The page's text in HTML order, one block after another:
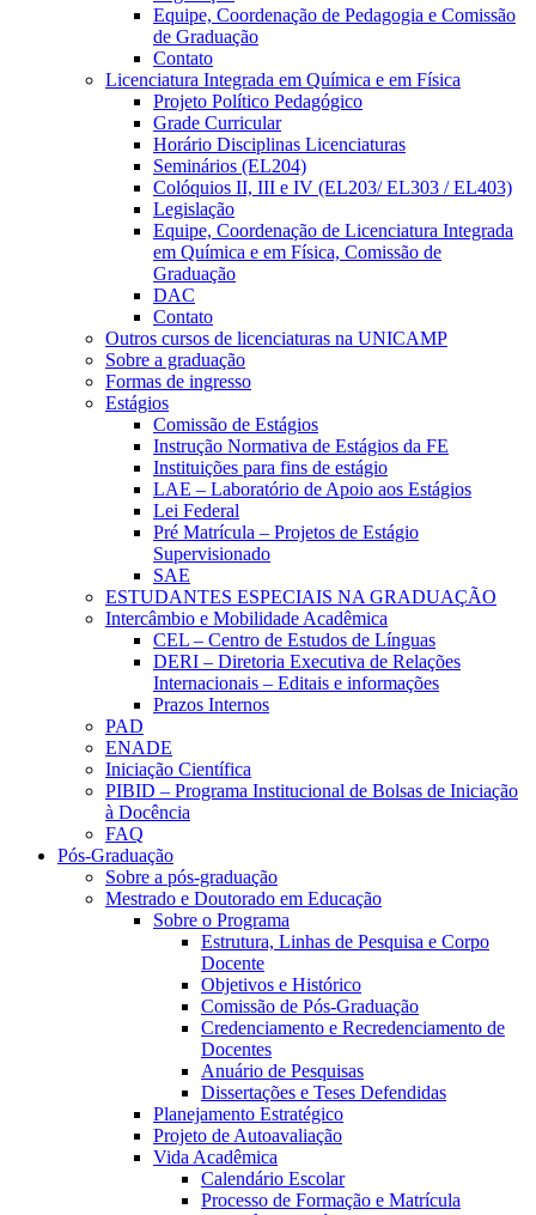
Equipe, Coordenação de Pedagogia e Comissão
de Graduação
Contato
Licenciatura Integrada em Química e em Física
Projeto Político Pedagógico
Grade Curricular
Horário Disciplinas Licenciaturas
Seminários (EL204)
Colóquios II, III e IV (EL203/ EL303 / EL403)
Legislação
Equipe, Coordenação de Licenciatura Integrada
em Química e em Física, Comissão de
Graduação
DAC
Contato
Outros cursos de licenciaturas na UNICAMP
Sobre a graduação
Formas de ingresso
Estágios
Comissão de Estágios
Instrução Normativa de Estágios da FE
Instituições para fins de estágio
LAE – Laboratório de Apoio aos Estágios
Lei Federal
Pré Matrícula – Projetos de Estágio
Supervisionado
SAE
ESTUDANTES ESPECIAIS NA GRADUAÇÃO
Intercâmbio e Mobilidade Acadêmica
CEL – Centro de Estudos de Línguas
DERI – Diretoria Executiva de Relações
Internacionais – Editais e informações
Prazos Internos
PAD
ENADE
Iniciação Científica
PIBID – Programa Institucional de Bolsas de Iniciação
à Docência
FAQ
Pós-Graduação
Sobre a pós-graduação
Mestrado e Doutorado em Educação
Sobre o Programa
Estrutura, Linhas de Pesquisa e Corpo
Docente
Objetivos e Histórico
Comissão de Pós-Graduação
Credenciamento e Recredenciamento de
Docentes
Anuário de Pesquisas
Dissertações e Teses Defendidas
Planejamento Estratégico
Projeto de Autoavaliação
Vida Acadêmica
Calendário Escolar
Processo de Formação e Matrícula